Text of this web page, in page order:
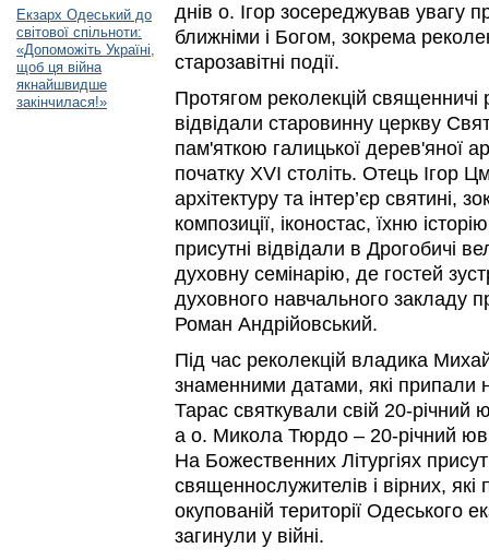
Екзарх Одеський до
світової спільноти:
«Допоможіть Україні,
щоб ця війна
якнайшвидше
закінчилася!»
днів о. Ігор зосереджував увагу
ближніми і Богом, зокрема
старозавітні події.
Протягом реколекцій священничі
відвідали старовинну церкву
пам'яткою галицької дерев'яної
початку XVI століть. Отець Ігор
архітектуру та інтер’єр святині,
композиції, іконостас, їхню
присутні відвідали в Дрогобичі
духовну семінарію, де гостей
духовного навчального закладу
Роман Андрійовський.
Під час реколекцій владика
знаменними датами, які припали
Тарас святкували свій 20-річний
а о. Микола Тюрдо – 20-річний
На Божественних Літургіях
священнослужителів і вірних,
окупованій території Одеського
загинули у війні.